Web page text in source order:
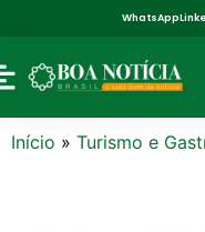
WhatsApp
Início » Turismo e